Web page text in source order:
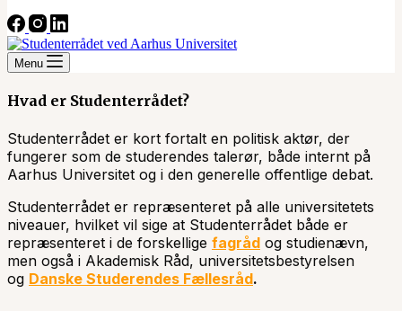
Menu
Hvad er Studenterrådet?
Studenterrådet er kort fortalt en politisk aktør, der
fungerer som de studerendes talerør, både internt på
Aarhus Universitet og i den generelle offentlige debat.
Studenterrådet er repræsenteret på alle universitetets
niveauer, hvilket vil sige at Studenterrådet både er
repræsenteret i de forskellige fagråd og studienævn,
men også i Akademisk Råd, universitetsbestyrelsen
og Danske Studerendes Fællesråd.